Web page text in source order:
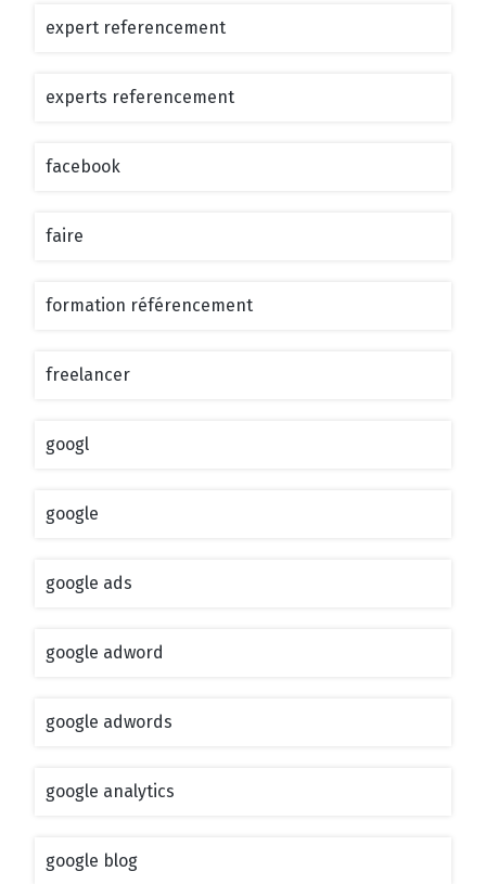
expert referencement
experts referencement
facebook
faire
formation référencement
freelancer
googl
google
google ads
google adword
google adwords
google analytics
google blog